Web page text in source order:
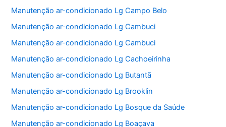
Manutenção ar-condicionado Lg Campo Belo
Manutenção ar-condicionado Lg Cambuci
Manutenção ar-condicionado Lg Cambuci
Manutenção ar-condicionado Lg Cachoeirinha
Manutenção ar-condicionado Lg Butantã
Manutenção ar-condicionado Lg Brooklin
Manutenção ar-condicionado Lg Bosque da Saúde
Manutenção ar-condicionado Lg Boaçava